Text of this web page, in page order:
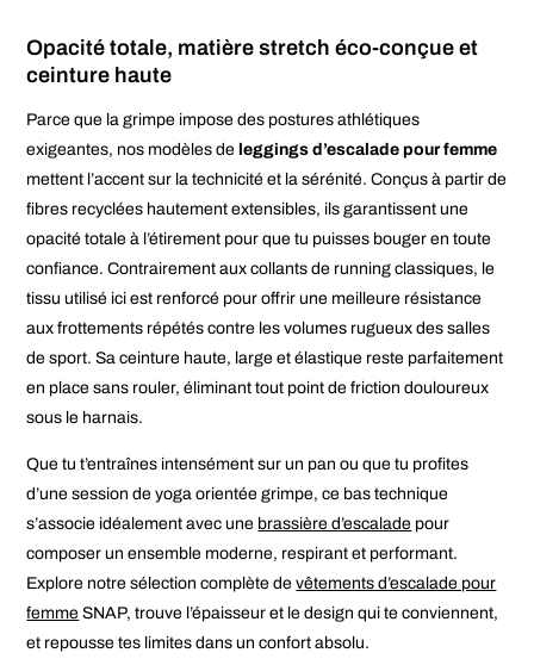
Opacité totale, matière stretch éco-conçue et
ceinture haute
Parce que la grimpe impose des postures athlétiques
exigeantes, nos modèles de leggings d’escalade pour femme
mettent l’accent sur la technicité et la sérénité. Conçus à partir de
fibres recyclées hautement extensibles, ils garantissent une
opacité totale à l’étirement pour que tu puisses bouger en toute
confiance. Contrairement aux collants de running classiques, le
tissu utilisé ici est renforcé pour offrir une meilleure résistance
aux frottements répétés contre les volumes rugueux des salles
de sport. Sa ceinture haute, large et élastique reste parfaitement
en place sans rouler, éliminant tout point de friction douloureux
sous le harnais.
Que tu t’entraînes intensément sur un pan ou que tu profites
d’une session de yoga orientée grimpe, ce bas technique
s’associe idéalement avec une brassière d’escalade pour
composer un ensemble moderne, respirant et performant.
Explore notre sélection complète devêtements d’escalade pour
femme SNAP, trouve l’épaisseur et le design qui te conviennent,
et repousse tes limites dans un confort absolu.